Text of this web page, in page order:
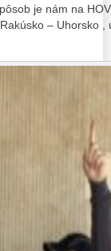
je nám na
– Uhorsko ,